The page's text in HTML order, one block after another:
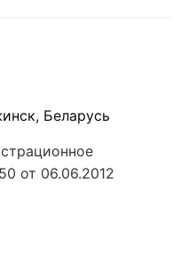
Беларусь
от 06.06.2012